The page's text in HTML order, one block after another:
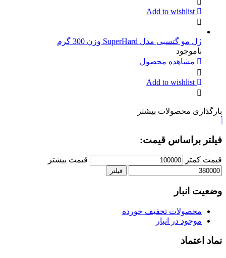
Add to wishlist
ژل مو گتسبی مدل SuperHard وزن 300 گرم
ناموجود
مشاهده محصول
Add to wishlist
بارگذاری محصولات بیشتر
فیلتر براساس قیمت:
قیمت کمتر قیمت بیشتر
فیلتر
وضعیت انبار
محصولات تخفیف خورده
موجود در انبار
نماد اعتماد